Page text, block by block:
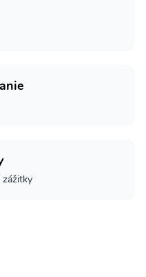
zážitky